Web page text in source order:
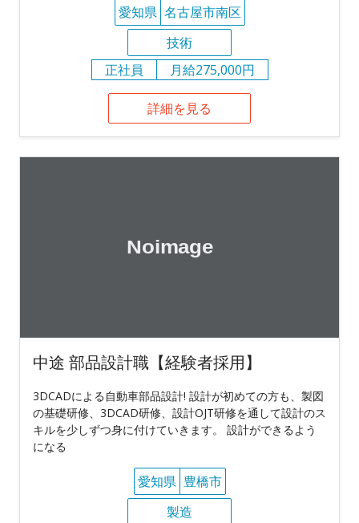
愛知県 名古屋市南区
技術
正社員
月給275,000円
詳細を見る
中途 部品設計職【経験者採用】
3DCADによる自動車部品設計! 設計が初めての方も、製図
の基礎研修、3DCAD研修、設計OJT研修を通して設計のス
キルを少しずつ身に付けていきます。 設計ができるよう
になる
愛知県 豊橋市
製造